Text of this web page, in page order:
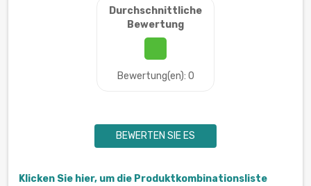
Durchschnittliche
Bewertung
Bewertung(en): 0
BEWERTEN SIE ES
Klicken Sie hier, um die Produktkombinationsliste